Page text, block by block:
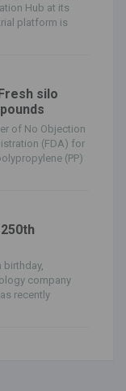
Hub at its
platform is
silo
of No Objection
(FDA) for
(PP)
birthday,
company
recently